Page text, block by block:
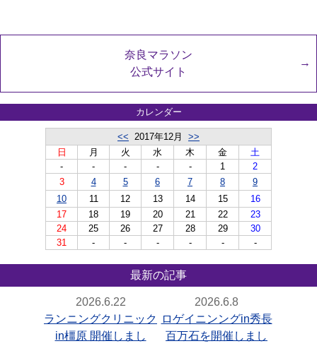
奈良マラソン
公式サイト
カレンダー
<< 2017年12月 >>
日
月 火 水 木 金
土
-
- - - - 1
2
3
4 5 6 7 8
9
10
11 12 13 14 15
16
17
18 19 20 21 22
23
24
25 26 27 28 29
30
31
- - - - - -
最新の記事
2026.6.22
ランニングクリニック
in橿原 開催しまし
2026.6.8
ロゲイニンングin秀長
百万石を開催しまし